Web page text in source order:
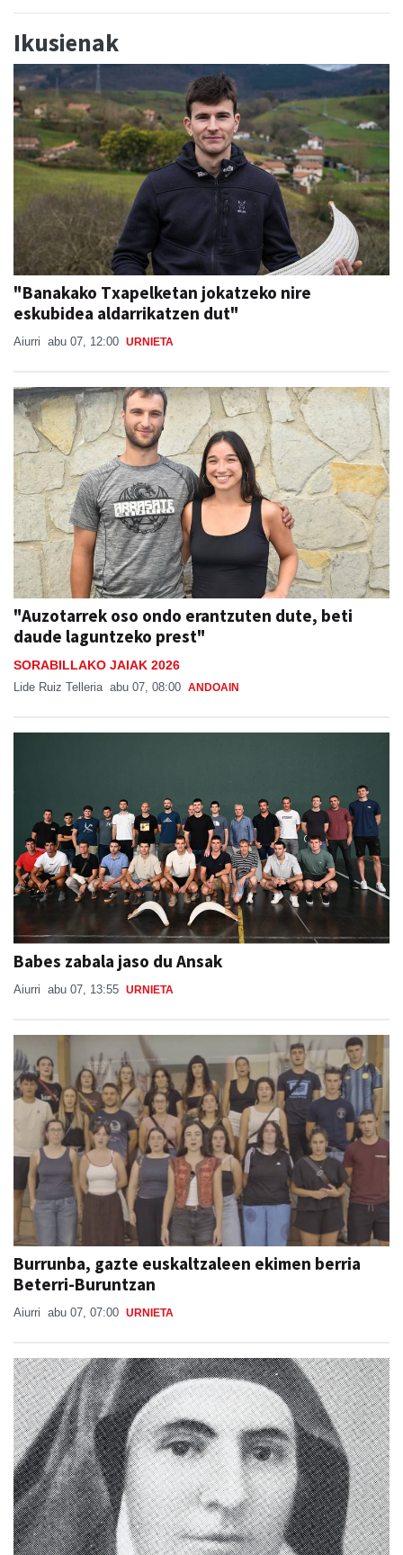
Ikusienak
"Banakako Txapelketan jokatzeko nire
eskubidea aldarrikatzen dut"
Aiurri abu 07, 12:00 URNIETA
"Auzotarrek oso ondo erantzuten dute, beti
daude laguntzeko prest"
SORABILLAKO JAIAK 2026
Lide Ruiz Telleria abu 07, 08:00 ANDOAIN
Babes zabala jaso du Ansak
Aiurri abu 07, 13:55 URNIETA
Burrunba, gazte euskaltzaleen ekimen berria
Beterri-Buruntzan
Aiurri abu 07, 07:00 URNIETA